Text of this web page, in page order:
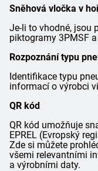
Sněhová vločka v
Je-li to vhodné, jsou
piktogramy 3PMSF
Rozpoznání typu
Identifikace typu
informací o výrobci
QR kód
QR kód umožňuje
EPREL (Evropský
Zde si můžete
všemi relevantními
a výrobními daty.